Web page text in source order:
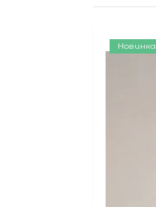
Новинка